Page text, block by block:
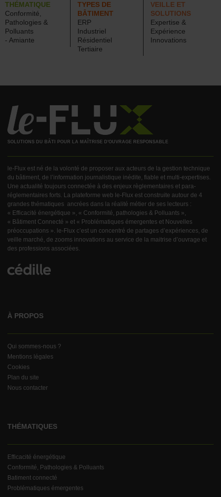
THÉMATIQUE
Conformité,
Pathologies &
Polluants
- Amiante
TYPES DE
BÂTIMENT
ERP
Industriel
Résidentiel
Tertiaire
VEILLE ET
SOLUTIONS
Expertise &
Expérience
Innovations
SOLUTIONS DU BÂTI POUR LA MAÎTRISE D'OUVRAGE RESPONSABLE
le-Flux est né de la volonté de proposer aux acteurs de la gestion technique
du bâtiment, de l’information journalistique inédite, fiable et multi-expertises.
Une actualité toujours connectée à des enjeux règlementaires et para-
réglementaires forts. La plateforme web le-Flux est construite autour de 4
grandes thématiques ancrées dans la réalité métier de ses lecteurs :
« Efficacité énergétique », « Conformité, pathologies & Polluants »,
« Bâtiment Connecté » et « Problématiques émergentes et Nouvelles
préoccupations ». le-Flux c’est un concentré de partages d’expériences, de
veille marché, de zooms innovations au service de la maitrise d’ouvrage et
des professions associées.
À PROPOS
Qui sommes-nous ?
Mentions légales
Cookies
Plan du site
Nous contacter
THÉMATIQUES
Efficacité énergétique
Conformité, Pathologies & Polluants
Batiment connecté
Problématiques émergentes